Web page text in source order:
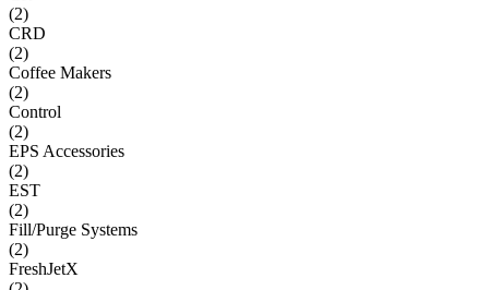
(2)
CRD
(2)
Coffee Makers
(2)
Control
(2)
EPS Accessories
(2)
EST
(2)
Fill/Purge Systems
(2)
FreshJetX